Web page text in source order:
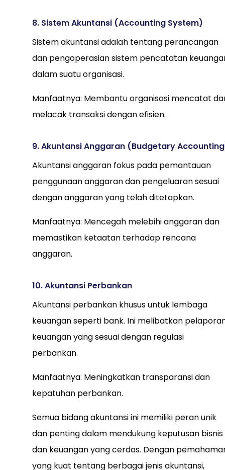
8. Sistem Akuntansi (Accounting System)
Sistem akuntansi adalah tentang perancangan
dan pengoperasian sistem pencatatan
dalam suatu organisasi.
Manfaatnya: Membantu organisasi mencatat
melacak transaksi dengan efisien.
9. Akuntansi Anggaran (Budgetary
Akuntansi anggaran fokus pada pemantauan
penggunaan anggaran dan pengeluaran sesuai
dengan anggaran yang telah ditetapkan.
Manfaatnya: Mencegah melebihi anggaran dan
memastikan ketaatan terhadap rencana
anggaran.
10. Akuntansi Perbankan
Akuntansi perbankan khusus untuk lembaga
keuangan seperti bank. Ini melibatkan
keuangan yang sesuai dengan regulasi
perbankan.
Manfaatnya: Meningkatkan transparansi dan
kepatuhan perbankan.
Semua bidang akuntansi ini memiliki peran unik
dan penting dalam mendukung keputusan bisnis
dan keuangan yang cerdas. Dengan
yang kuat tentang berbagai jenis akuntansi,